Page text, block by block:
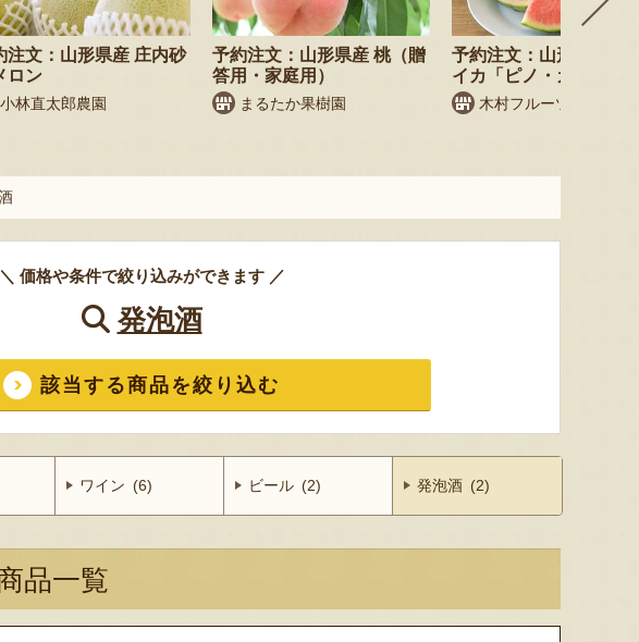
注文：山形県産 庄内砂
ロン
小林直太郎農園
予約注文：山形県産 桃（贈
答用・家庭用）
まるたか果樹園
予約注文：山形県産 小
イカ「ピノ・ガール」
木村フルーツ
＼ 価格や条件で絞り込みができます ／
発泡酒
該当する商品を絞り込む
ワイン (6) ビール (2) 発泡酒 (2)
品一覧